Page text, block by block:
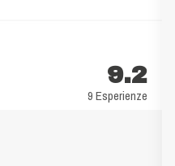
9.2
9 Esperienze